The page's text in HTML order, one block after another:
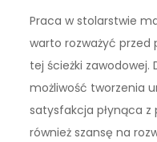
Praca w stolarstwie
warto rozważyć przed
tej ścieżki zawodowej.
możliwość tworzenia
satysfakcja płynąca
również szansę na